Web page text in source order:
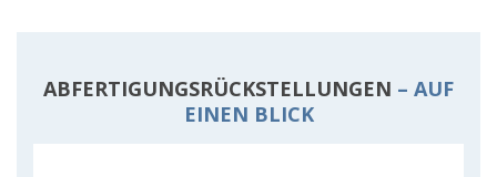
ABFERTIGUNGSRÜCKSTELLUNGEN – AUF
EINEN BLICK